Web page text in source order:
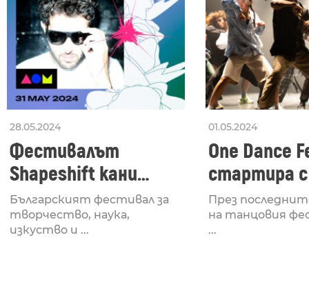
28.05.2024
Фестивалът
Shapeshift кани
Fabrizio Mammarella
за откриването си
Българският фестивал за
творчество, наука,
изкуство и ...
01.05.2024
One Dance
стартира
Lucid,
рейв
През
на танцовия
...